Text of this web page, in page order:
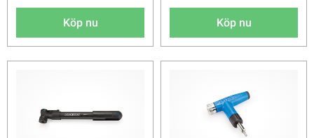
Köp nu Köp nu